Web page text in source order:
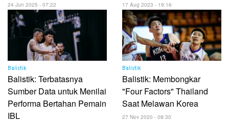
24 Jun 2025 - 07:22 17 Aug 2023 - 19:16
Balistik
Balistik: Terbatasnya
Sumber Data untuk Menilai
Performa Bertahan Pemain
IBL
Balistik
Balistik: Membongkar
"Four Factors" Thailand
Saat Melawan Korea
27 Nov 2020 - 08:30